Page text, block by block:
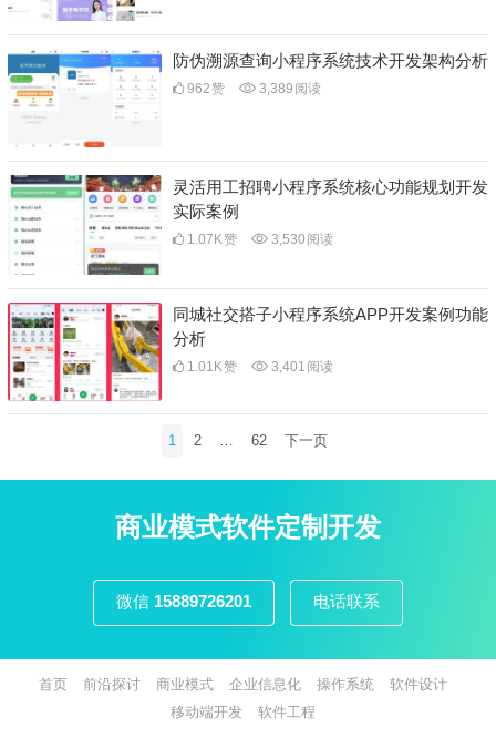
防伪溯源查询小程序系统技术开发架构分析
962赞 3,389 阅读
灵活用工招聘小程序系统核心功能规划开发
实际案例
1.07K赞 3,530 阅读
同城社交搭子小程序系统APP开发案例功能
分析
1.01K赞 3,401 阅读
分
1 2 62 下一页
商业模式软件定制开发
微信 15889726201 电话联系
首页 前沿探讨 商业模式 企业信息化 操作系统
软件设计
移动端开发
软件工程